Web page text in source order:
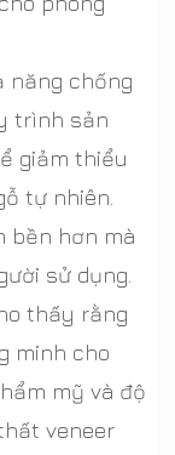
năng chống
trình sản
giảm thiểu
tự nhiên.
bền hơn mà
sử dụng.
thấy rằng
minh cho
mỹ và độ
veneer